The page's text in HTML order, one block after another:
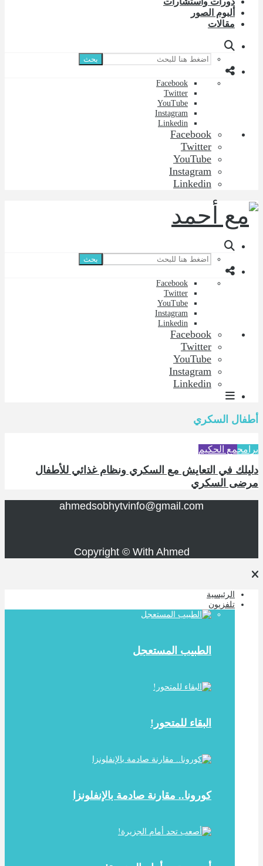
ألبوم الصور
مقالات
بحث
Facebook
Twitter
YouTube
Instagram
Linkedin
Facebook
Twitter
YouTube
Instagram
Linkedin
بحث
Facebook
Twitter
YouTube
Instagram
Linkedin
Facebook
Twitter
YouTube
Instagram
Linkedin
أطفال السكري
برامجمع الحكيم
دليلك في التعايش مع السكري ونظام غذائي للأطفال
مرضى السكري
ahmedsobhytvinfo@gmail.com
Copyright © With Ahmed
الرئيسية
تلفزيون
الطبيب المستعجل
البقاء للمتحور!
كورونا.. مقارنة صادمة بالإنفلونزا